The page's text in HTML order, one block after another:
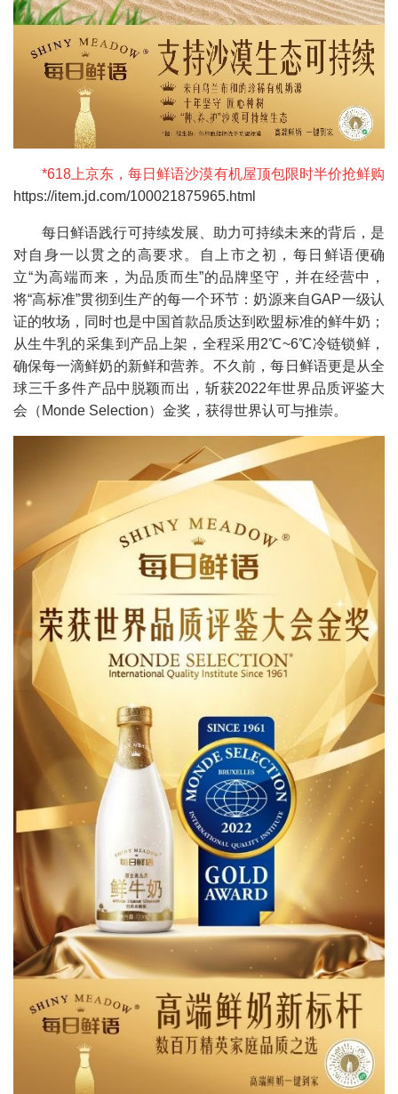
*618上京东，每日鲜语沙漠有机屋顶包限时半价抢鲜购
https://item.jd.com/100021875965.html
每日鲜语践行可持续发展、助力可持续未来的背后，是
对自身一以贯之的高要求。自上市之初，每日鲜语便确
立“为高端而来，为品质而生”的品牌坚守，并在经营中，
将“高标准”贯彻到生产的每一个环节：奶源来自GAP一级认
证的牧场，同时也是中国首款品质达到欧盟标准的鲜牛奶；
从生牛乳的采集到产品上架，全程采用2℃~6℃冷链锁鲜，
确保每一滴鲜奶的新鲜和营养。不久前，每日鲜语更是从全
球三千多件产品中脱颖而出，斩获2022年世界品质评鉴大
会（Monde Selection）金奖，获得世界认可与推崇。